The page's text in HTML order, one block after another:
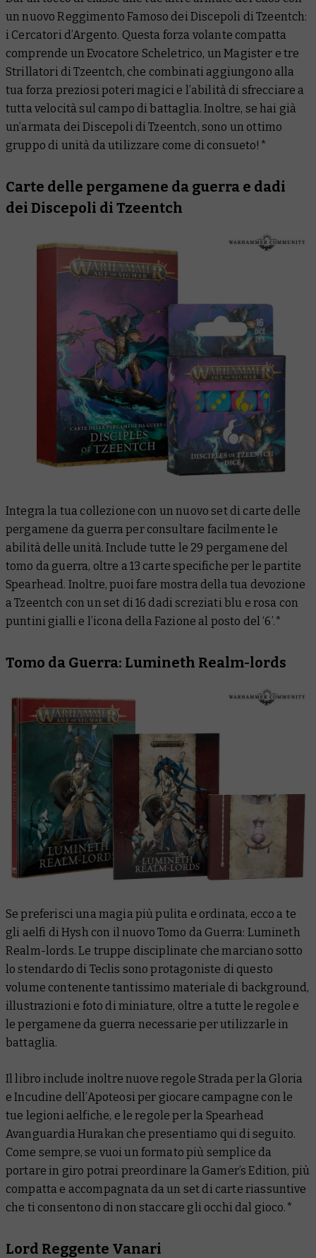
un nuovo Reggimento Famoso dei Discepoli di Tzeentch:
i Cercatori d’Argento. Questa forza volante compatta
comprende un Evocatore Scheletrico, un Magister e tre
Strillatori di Tzeentch, che combinati aggiungono alla
tua forza preziosi poteri magici e l’abilità di sfrecciare a
tutta velocità sul campo di battaglia. Inoltre, se hai già
un’armata dei Discepoli di Tzeentch, sono un ottimo
gruppo di unità da utilizzare come di consueto!*
Carte delle pergamene da guerra e dadi
dei Discepoli di Tzeentch
Integra la tua collezione con un nuovo set di carte delle
pergamene da guerra per consultare facilmente le
abilità delle unità. Include tutte le 29 pergamene del
tomo da guerra, oltre a 13 carte specifiche per le partite
Spearhead. Inoltre, puoi fare mostra della tua devozione
a Tzeentch con un set di 16 dadi screziati blu e rosa con
puntini gialli e l’icona della Fazione al posto del ‘6’.*
Tomo da Guerra: Lumineth Realm-lords
Se preferisci una magia più pulita e ordinata, ecco a te
gli aelfi di Hysh con il nuovo Tomo da Guerra: Lumineth
Realm-lords. Le truppe disciplinate che marciano sotto
lo stendardo di Teclis sono protagoniste di questo
volume contenente tantissimo materiale di background,
illustrazioni e foto di miniature, oltre a tutte le regole e
le pergamene da guerra necessarie per utilizzarle in
battaglia.
Il libro include inoltre nuove regole Strada per la Gloria
e Incudine dell’Apoteosi per giocare campagne con le
tue legioni aelfiche, e le regole per la Spearhead
Avanguardia Hurakan che presentiamo qui di seguito.
Come sempre, se vuoi un formato più semplice da
portare in giro potrai preordinare la Gamer’s Edition, più
compatta e accompagnata da un set di carte riassuntive
che ti consentono di non staccare gli occhi dal gioco.*
Lord Reggente Vanari